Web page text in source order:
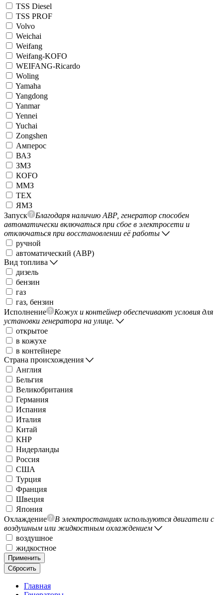
TSS Diesel
TSS PROF
Volvo
Weichai
Weifang
Weifang-KOFO
WEIFANG-Ricardo
Woling
Yamaha
Yangdong
Yanmar
Yennei
Yuchai
Zongshen
Амперос
ВАЗ
ЗМЗ
КОFO
ММЗ
ТЕХ
ЯМЗ
Запуск
Благодаря наличию АВР, генератор способен
автоматически включаться при сбое в электросети и
отключаться при восстановлении её работы
ручной
автоматический (АВР)
Вид топлива
дизель
бензин
газ
газ, бензин
Исполнение
Кожух и контейнер обеспечивают условия для
установки генератора на улице.
открытое
в кожухе
в контейнере
Страна происхождения
Англия
Бельгия
Великобритания
Германия
Испания
Италия
Китай
КНР
Нидерланды
Россия
США
Турция
Франция
Швеция
Япония
Охлаждение
В электростанциях используются двигатели с
воздушным или жидкостным охлаждением
воздушное
жидкостное
Применить
Сбросить
Главная